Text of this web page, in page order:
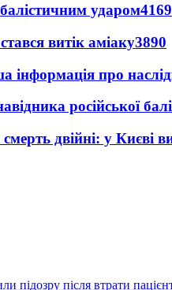
ударом4169
витік аміаку3890
інформація про
російської
двійні: у Києві